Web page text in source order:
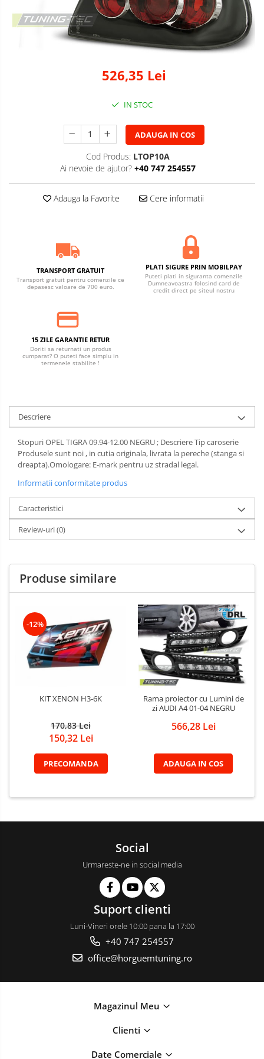
526,35 Lei
IN STOC
ADAUGA IN COS
Cod Produs: LTOP10A
Ai nevoie de ajutor? +40 747 254557
Adauga la Favorite Cere informatii
TRANSPORT GRATUIT
Transport gratuit pentru comenzile ce
depasesc valoare de 700 euro.
PLATI SIGURE PRIN MOBILPAY
Puteti plati in siguranta comenzile
Dumneavoastra folosind card de
credit direct pe siteul nostru
15 ZILE GARANTIE RETUR
Doriti sa returnati un produs
cumparat? O puteti face simplu in
termenele stabilite !
Descriere
Stopuri OPEL TIGRA 09.94-12.00 NEGRU ; Descriere Tip caroserie
Produsele sunt noi , in cutia originala, livrata la pereche (stanga si
dreapta).Omologare: E-mark pentru uz stradal legal.
Informatii conformitate produs
Caracteristici
Review-uri(0)
Produse similare
-12%
KIT XENON H3-6K
170,83 Lei
150,32 Lei
PRECOMANDA
Rama proiector cu Lumini de
zi AUDI A4 01-04 NEGRU
566,28 Lei
ADAUGA IN COS
Social
Urmareste-ne in social media
Suport clienti
Luni-Vineri orele 10:00 pana la 17:00
+40 747 254557
office@horguemtuning.ro
Magazinul Meu
Clienti
Date Comerciale